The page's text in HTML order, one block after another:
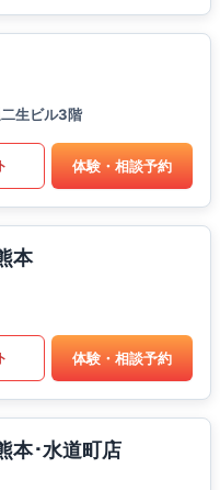
生ビル3階
体験・相談予約
本
体験・相談予約
本･水道町店